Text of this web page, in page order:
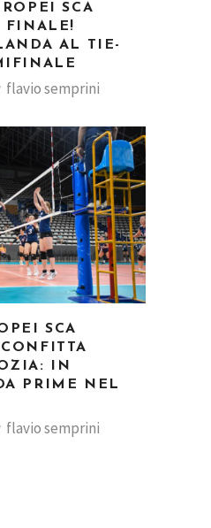
SCA
FINALE!
AL TIE-
flavio semprini
SCA
IN
PRIME NEL
flavio semprini